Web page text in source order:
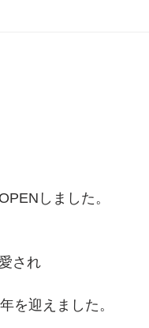
しました。
され
を迎えました。